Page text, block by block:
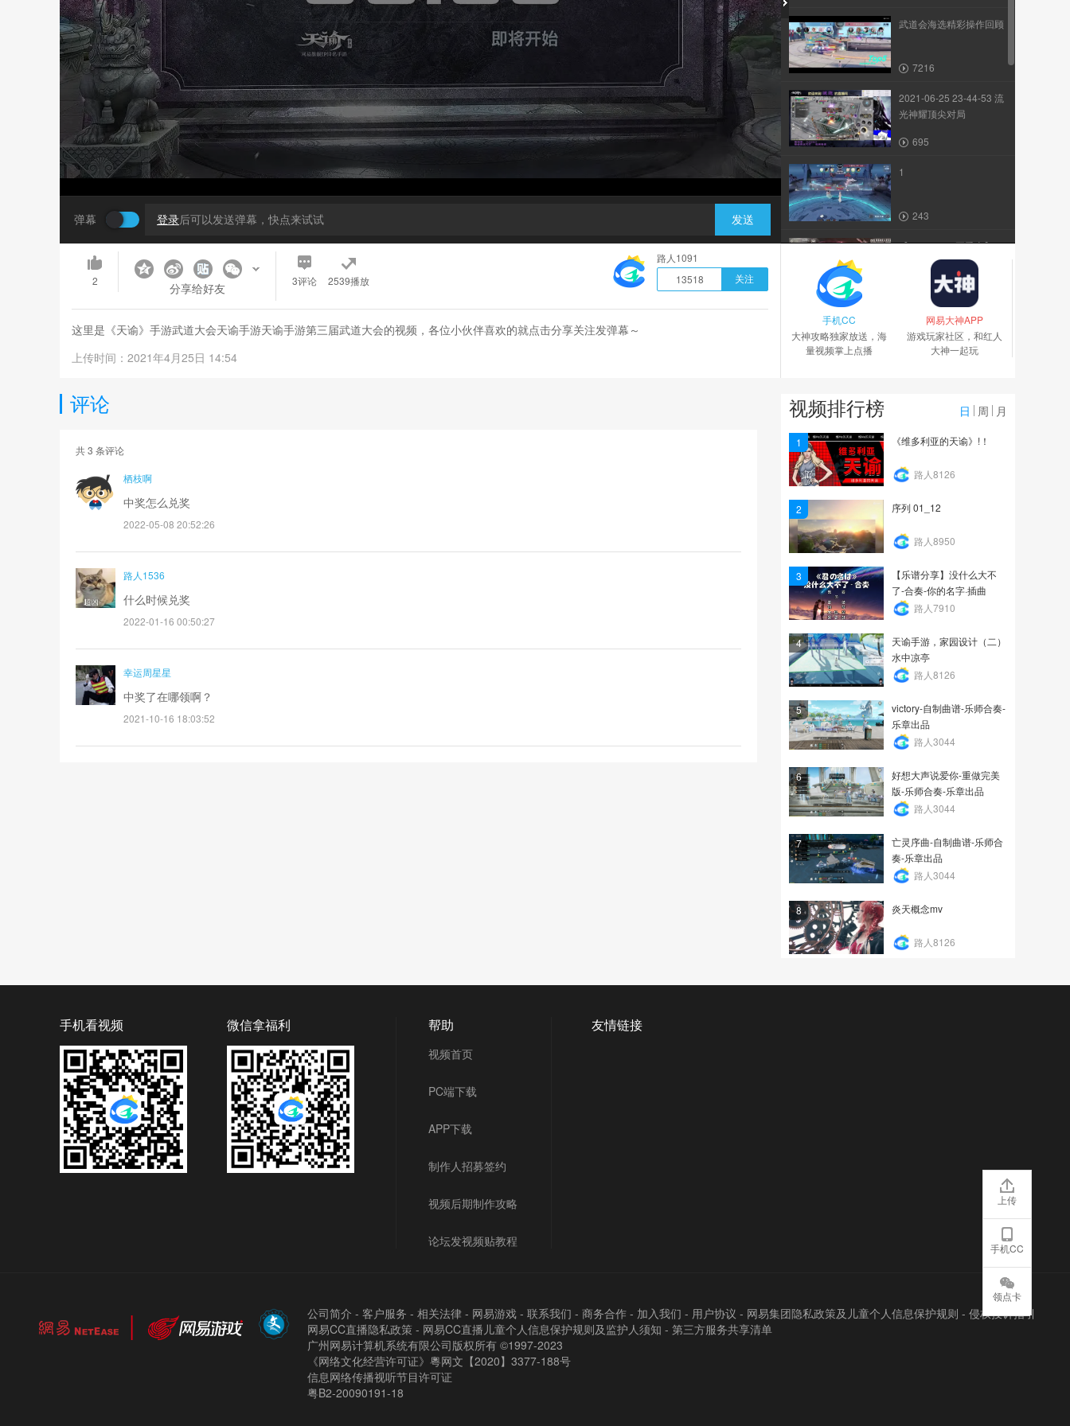
弹幕 登录后可以发送弹幕，快点来试试 发送
武道会海选精彩操作回顾
7216
2021-06-25 23-44-53 流
光神耀顶尖对局
695
1
243
【2022NeXT夏季赛】
《天谕》手游 谕世凌云...
5v5实战技能演示-流光
（带批注）
3.1万
业刹VS玉虚第一视角
190
2 分享给好友 3评论 2539播放
路人1091
13518
关注
这里是《天谕》手游武道大会天谕手游天谕手游第三届武道大会的视频，各位小伙伴喜欢的就点击分享关注发弹幕～
上传时间：2021年4月25日 14:54
手机CC
大神攻略独家放送，海
量视频掌上点播
网易大神APP
游戏玩家社区，和红人
大神一起玩
评论
共3 条评论
栖枝啊
中奖怎么兑奖
2022-05-08 20:52:26
路人1536
什么时候兑奖
2022-01-16 00:50:27
幸运周星星
中奖了在哪领啊？
2021-10-16 18:03:52
视频排行榜 日 周 月
1 《维多利亚的天谕》!！
路人8126
2 序列 01_12
路人8950
3
【乐谱分享】没什么大不
了-合奏-你的名字·插曲
路人7910
4
天谕手游，家园设计（二）
水中凉亭
路人8126
5
victory-自制曲谱-乐师合奏-
乐章出品
路人3044
6
好想大声说爱你-重做完美
版-乐师合奏-乐章出品
路人3044
7
亡灵序曲-自制曲谱-乐师合
奏-乐章出品
路人3044
8 炎天概念mv
路人8126
手机看视频 微信拿福利 帮助
视频首页
PC端下载
APP下载
制作人招募签约
视频后期制作攻略
论坛发视频贴教程
友情链接
公司简介 - 客户服务 - 相关法律 - 网易游戏 - 联系我们 - 商务合作 - 加入我们 - 用户协议 - 网易集团隐私政策及儿童个人信息保护规则 - 侵权投诉指引
网易CC直播隐私政策 - 网易CC直播儿童个人信息保护规则及监护人须知 - 第三方服务共享清单
广州网易计算机系统有限公司版权所有 ©1997-2023
《网络文化经营许可证》粵网文【2020】3377-188号
信息网络传播视听节目许可证
粤B2-20090191-18
上传
手机CC
领点卡